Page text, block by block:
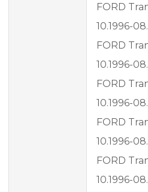
FORD
10.1996-
FORD
10.1996-
FORD
10.1996-
FORD
10.1996-
FORD
10.1996-